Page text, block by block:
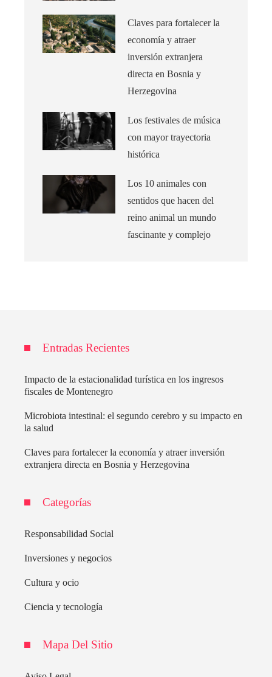
Claves para fortalecer la
economía y atraer
inversión extranjera
directa en Bosnia y
Herzegovina
Los festivales de música
con mayor trayectoria
histórica
Los 10 animales con
sentidos que hacen del
reino animal un mundo
fascinante y complejo
Entradas Recientes
Impacto de la estacionalidad turística en los ingresos
fiscales de Montenegro
Microbiota intestinal: el segundo cerebro y su impacto en
la salud
Claves para fortalecer la economía y atraer inversión
extranjera directa en Bosnia y Herzegovina
Categorías
Responsabilidad Social
Inversiones y negocios
Cultura y ocio
Ciencia y tecnología
Mapa Del Sitio